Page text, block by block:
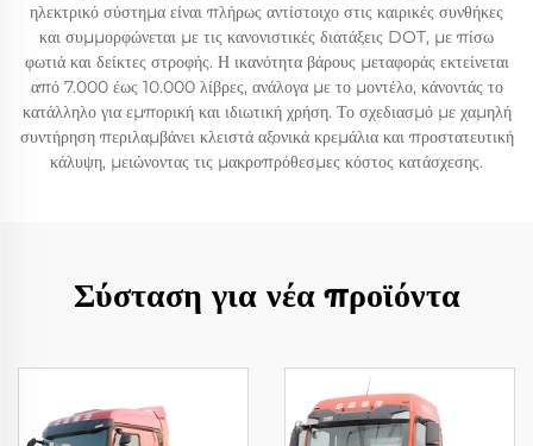
ηλεκτρικό σύστημα είναι πλήρως αντίστοιχο στις καιρικές συνθήκες
και συμμορφώνεται με τις κανονιστικές διατάξεις DOT, με πίσω
φωτιά και δείκτες στροφής. Η ικανότητα βάρους μεταφοράς εκτείνεται
από 7.000 έως 10.000 λίβρες, ανάλογα με το μοντέλο, κάνοντάς το
κατάλληλο για εμπορική και ιδιωτική χρήση. Το σχεδιασμό με χαμηλή
συντήρηση περιλαμβάνει κλειστά αξονικά κρεμάλια και προστατευτική
κάλυψη, μειώνοντας τις μακροπρόθεσμες κόστος κατάσχεσης.
Σύσταση για νέα προϊόντα